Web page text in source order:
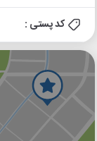
کد پستی :